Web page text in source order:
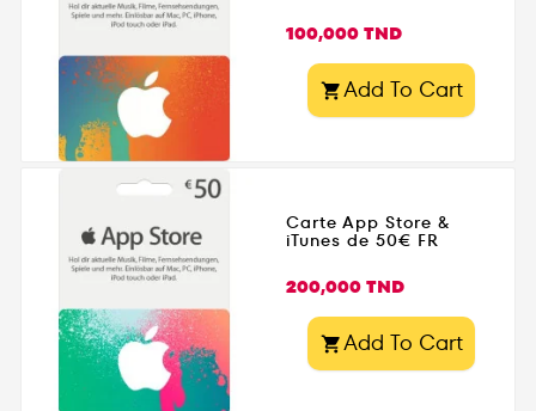
Prix
100,000 TND
Add To Cart
Carte App Store &
iTunes de 50€ FR
Prix
200,000 TND
Add To Cart